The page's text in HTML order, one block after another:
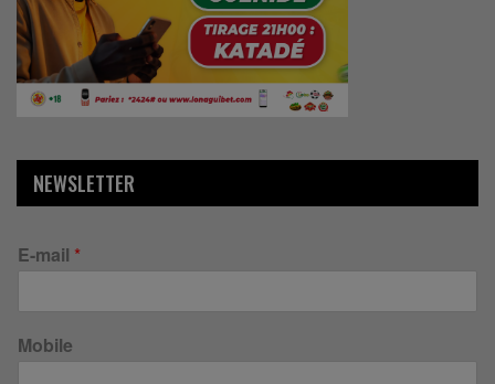
NEWSLETTER
E-mail *
Mobile